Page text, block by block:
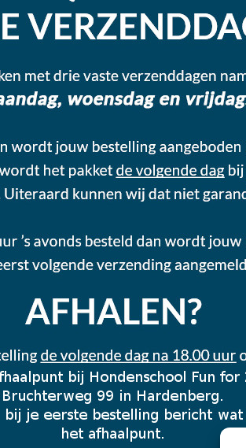
mailadres in. Je ontvangt een link via
vragen